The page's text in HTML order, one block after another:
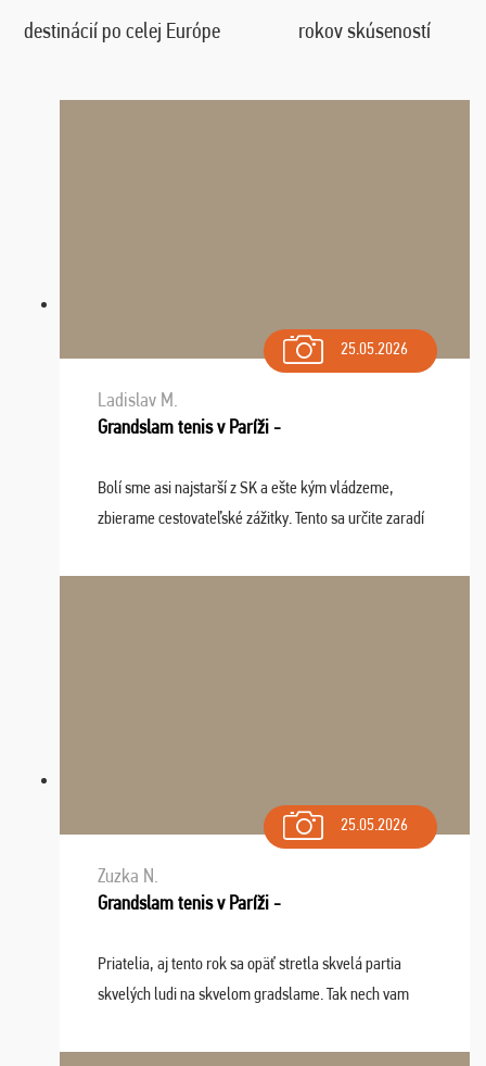
destinácií po celej Európe rokov skúseností
25.05.2026
Ladislav M.
Grandslam tenis v Paríži -
Bolí sme asi najstarší z SK a ešte kým vládzeme,
zbierame cestovateľské zážitky. Tento sa určite zaradí
osudu - pohodový šefík Meďo, dobrá parti ...
25.05.2026
Zuzka N.
Grandslam tenis v Paríži -
Priatelia, aj tento rok sa opäť stretla skvelá partia
skvelých ludi na skvelom gradslame. Tak nech vam
sa na budúci rok. Prajem vam este veľa ta ...